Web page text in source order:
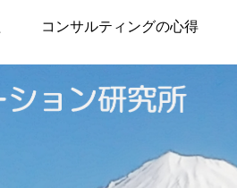
コンサルティングの心得